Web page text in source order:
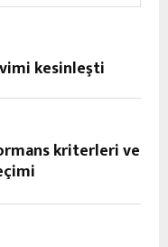
kesinleşti
kriterleri ve